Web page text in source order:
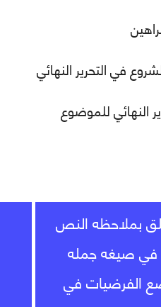
في التحرير النهائي
النهائي للموضوع
بملاحظه النص
في صيغه جمله
الفرضيات في